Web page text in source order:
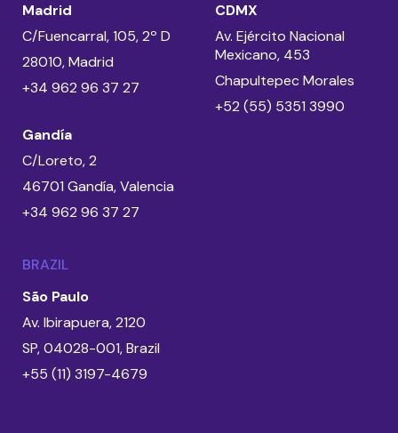
Madrid
C/Fuencarral, 105, 2º D
28010, Madrid
+34 962 96 37 27
Gandía
C/Loreto, 2
46701 Gandía, Valencia
+34 962 96 37 27
CDMX
Av. Ejército Nacional
Mexicano, 453
Chapultepec Morales
+52 (55) 5351 3990
BRAZIL
São Paulo
Av. Ibirapuera, 2120
SP, 04028-001, Brazil
+55 (11) 3197-4679